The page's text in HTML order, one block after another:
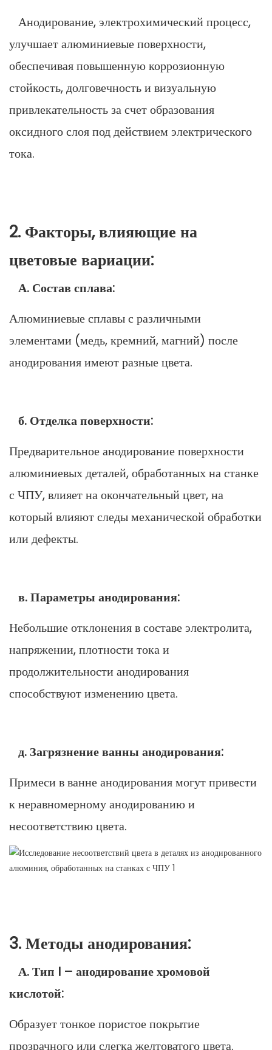
Анодирование, электрохимический процесс,
улучшает алюминиевые поверхности,
обеспечивая повышенную коррозионную
стойкость, долговечность и визуальную
привлекательность за счет образования
оксидного слоя под действием электрического
тока.
2. Факторы, влияющие на
цветовые вариации:
А. Состав сплава:
Алюминиевые сплавы с различными
элементами (медь, кремний, магний) после
анодирования имеют разные цвета.
б. Отделка поверхности:
Предварительное анодирование поверхности
алюминиевых деталей, обработанных на станке
с ЧПУ, влияет на окончательный цвет, на
который влияют следы механической обработки
или дефекты.
в. Параметры анодирования:
Небольшие отклонения в составе электролита,
напряжении, плотности тока и
продолжительности анодирования
способствуют изменению цвета.
д. Загрязнение ванны анодирования:
Примеси в ванне анодирования могут привести
к неравномерному анодированию и
несоответствию цвета.
3. Методы анодирования:
А. Тип I – анодирование хромовой
кислотой:
Образует тонкое пористое покрытие
прозрачного или слегка желтоватого цвета.